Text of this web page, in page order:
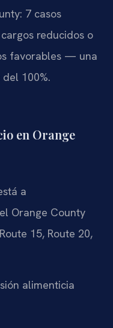
7 casos
reducidos o
favorables — una
100%.
en Orange
a
Orange County
15, Route 20,
alimenticia